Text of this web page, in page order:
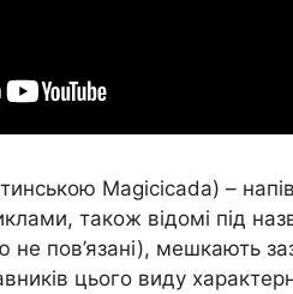
Magicicada) –
також відомі під
пов’язані), мешкають
цього виду